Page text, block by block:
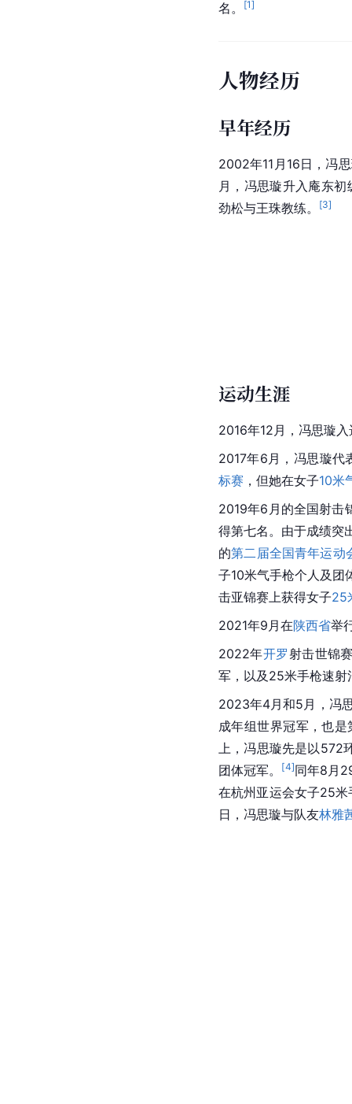
名。
[1]
人物经历
早年经历
2002年11月16日，冯
月，冯思璇升入庵东
劲松与王珠教练。
[3]
运动生涯
2016年12月，冯思璇
2017年6月，冯思璇代
标赛 ，但她在女子10米
2019年6月的全国射击
得第七名。由于成绩突
的第二届全国青年运动
子10米气手枪个人及团
击亚锦赛 上获得女子25
2021年9月在陕西省举
2022年开罗射击世锦
军，以及25米手枪速
2023年4月和5月，冯
成年组世界冠军，也是
上，冯思璇先是以572
团体冠军。
[4]同年8月
在杭州亚运会女子25
日，冯思璇与队友林雅